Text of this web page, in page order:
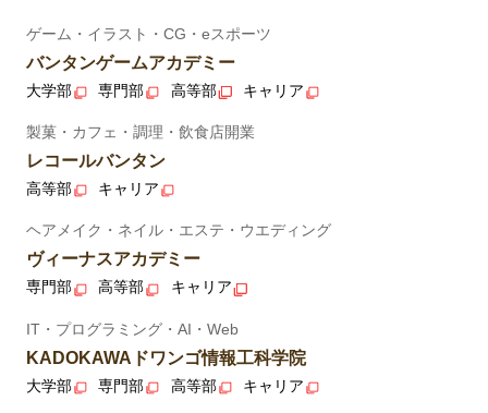
ゲーム・イラスト・CG・eスポーツ
バンタンゲームアカデミー
大学部 専門部 高等部 キャリア
製菓・カフェ・調理・飲食店開業
レコールバンタン
高等部 キャリア
ヘアメイク・ネイル・エステ・ウエディング
ヴィーナスアカデミー
専門部 高等部 キャリア
IT・プログラミング・AI・Web
KADOKAWAドワンゴ情報工科学院
大学部 専門部 高等部 キャリア